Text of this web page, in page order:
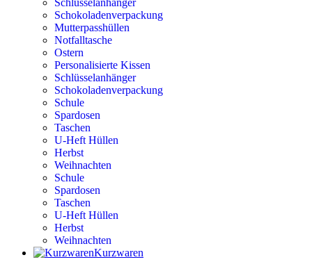
Schlüsselanhänger
Schokoladenverpackung
Mutterpasshüllen
Notfalltasche
Ostern
Personalisierte Kissen
Schlüsselanhänger
Schokoladenverpackung
Schule
Spardosen
Taschen
U-Heft Hüllen
Herbst
Weihnachten
Schule
Spardosen
Taschen
U-Heft Hüllen
Herbst
Weihnachten
Kurzwaren